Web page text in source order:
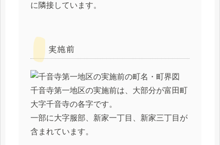
に隣接しています。
実施前
千音寺第一地区の実施前は、大部分が富田町
大字千音寺の各字です。
一部に大字服部、新家一丁目、新家三丁目が
含まれています。